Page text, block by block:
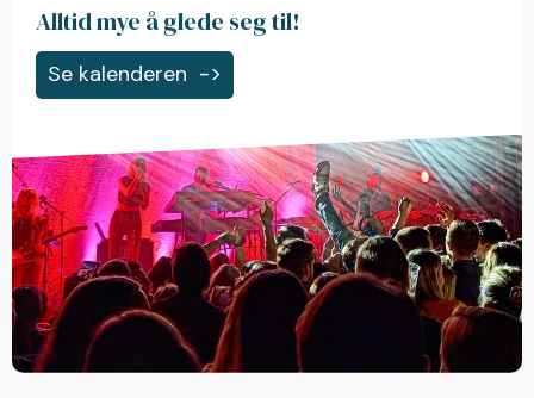
Alltid mye å glede seg til!
Se kalenderen ->